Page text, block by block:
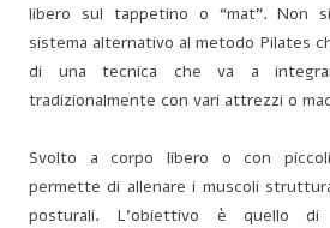
libero sul tappetino o “mat”. Non
sistema alternativo al metodo Pilates
di una tecnica che va a
tradizionalmente con vari attrezzi o
Svolto a corpo libero o con
permette di allenare i muscoli
posturali. L’obiettivo è quello